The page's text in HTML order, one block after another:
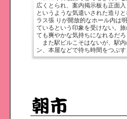
広くとられ、案内掲示板も正面
というような気遣いされた造り
ラス張 りが開放的なホール内は
ているという印象を受けない。
ても爽やかな気持ちになれるだろ
また駅ビルこそはないが、駅内
ン、本屋などで待ち時間をつぶす